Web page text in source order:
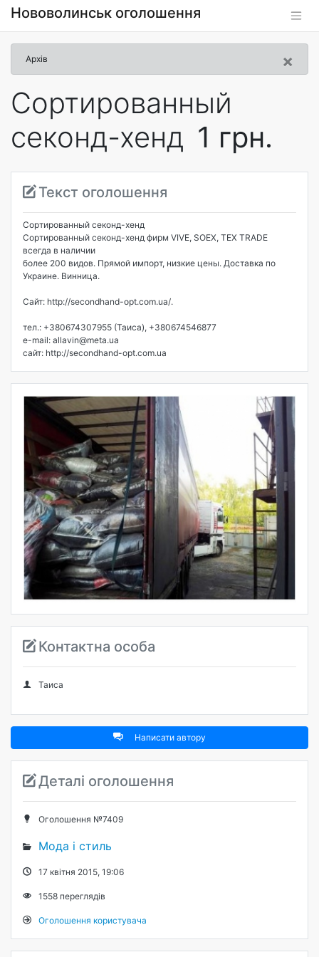
Нововолинськ оголошення
×
Архів
Сортированный
секонд-хенд 1 грн.
Текст оголошення
Сортированный секонд-хенд
Сортированный секонд-хенд фирм VIVE, SOEX, TEX TRADE
всегда в наличии
более 200 видов. Прямой импорт, низкие цены. Доставка по
Украине. Винница.
Сайт: http://secondhand-opt.com.ua/.
тел.: +380674307955 (Таиса), +380674546877
e-mail: allavin@meta.ua
сайт: http://secondhand-opt.com.ua
Контактна особа
Таиса
Написати автору
Деталі оголошення
Оголошення №7409
Мода і стиль
17 квітня 2015, 19:06
1558 переглядів
Оголошення користувача